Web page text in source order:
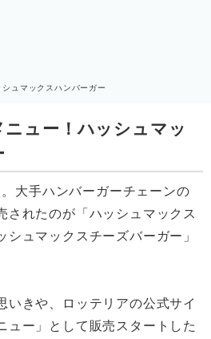
シュマックスハンバーガー
ュー！ハッシュマッ
大手ハンバーガーチェーンの
されたのが「ハッシュマックス
シュマックスチーズバーガー」
いきや、ロッテリアの公式サイ
ュー」として販売スタートした